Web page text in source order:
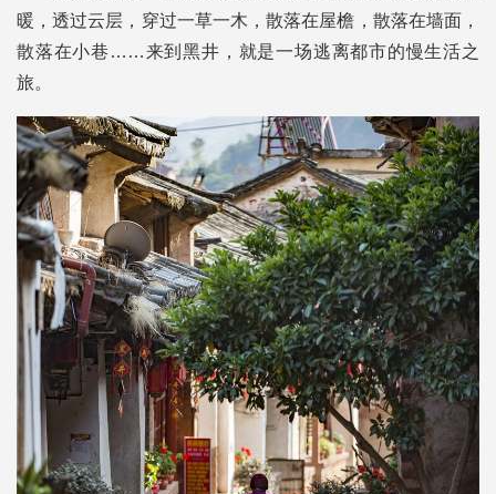
暖，透过云层，穿过一草一木，散落在屋檐，散落在墙面，
散落在小巷……来到黑井，就是一场逃离都市的慢生活之
旅。